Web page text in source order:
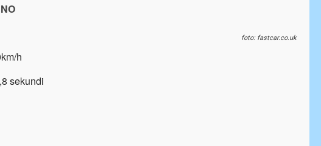
foto: fastcar.co.uk
h
sekundi